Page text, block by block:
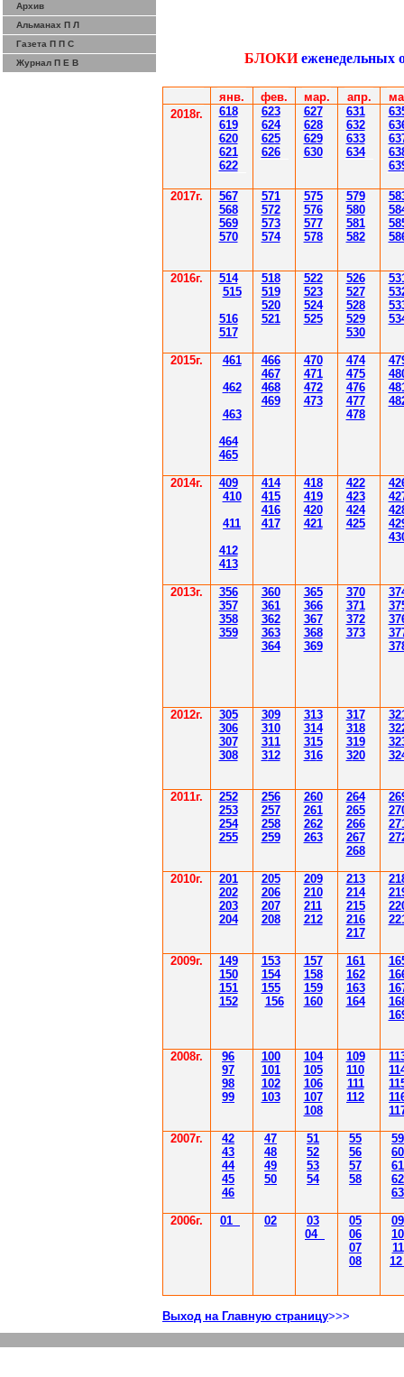
Архив
Альманах П Л
Газета П П С
Журнал П Е В
БЛОКИ еженедельных
янв. фев. мар. апр.
2018г.
618
619
620
621
622
623
624
625
626
627
628
629
630
631
632
633
634
63
2017г.
567
568
569
570
571
572
573
574
575
576
577
578
579
580
581
582
2016г.
514
515
516
517
518
519
520
521
522
523
524
525
526
527
528
529
530
2015г. 461
462
463
464
465
466
467
468
469
470
471
472
473
474
475
476
477
478
2014г. 409
410
411
412
413
414
415
416
417
418
419
420
421
422
423
424
425
2013г.
356
357
358
359
360
361
362
363
364
365
366
367
368
369
370
371
372
373
37
37
37
2012г. 305
306
307
308
309
310
311
312
313
314
315
316
317
318
319
320
3
3
3
3
2011г.
252
253
254
255
256
257
258
259
260
261
262
263
264
265
266
267
268
26
2
2
2
2010г.
201
202
203
204
205
206
207
208
209
210
211
212
213
214
215
216
217
2009г.
149
150
151
152
153
154
155
156
157
158
159
160
161
162
163
164
2008г.
96
97
98
99
100
101
102
103
104
105
106
107
108
109
110
111
112
2007г.
42
43
44
45
46
47
48
49
50
51
52
53
54
55
56
57
58
59
60
61
62
63
2006г. 01 02
03
04
05
06
07
08
09
10
11
Выход на Главную страницу>>>